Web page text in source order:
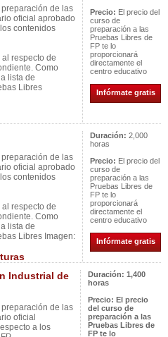
de las
oficial aprobado
contenidos
respecto de
Como
lista de
Libres
Precio: El precio del
curso de
preparación a las
Pruebas Libres de
FP te lo
proporcionará
directamente el
centro educativo
Infórmate gratis
de las
oficial aprobado
contenidos
respecto de
Como
lista de
Libres Imagen:
Duración: 2,000
horas
Precio: El precio del
curso de
preparación a las
Pruebas Libres de
FP te lo
proporcionará
directamente el
centro educativo
Infórmate gratis
Industrial de
de las
oficial
a los
Duración: 1,400
horas
Precio: El precio
del curso de
preparación a las
Pruebas Libres de
FP te lo